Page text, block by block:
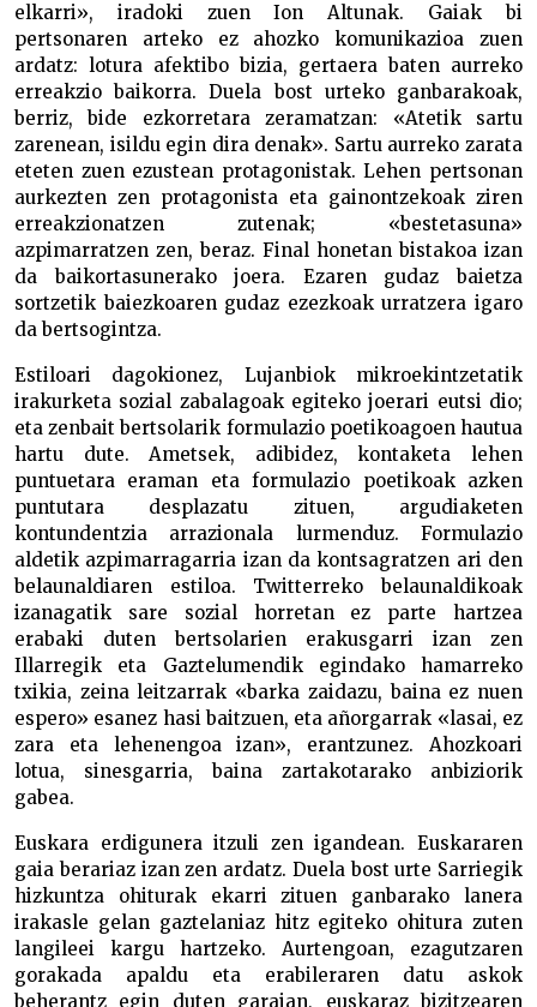
elkarri», iradoki zuen Ion Altunak. Gaiak bi
pertsonaren arteko ez ahozko komunikazioa zuen
ardatz: lotura afektibo bizia, gertaera baten aurreko
erreakzio baikorra. Duela bost urteko ganbarakoak,
berriz, bide ezkorretara zeramatzan: «Atetik sartu
zarenean, isildu egin dira denak». Sartu aurreko zarata
eteten zuen ezustean protagonistak. Lehen pertsonan
aurkezten zen protagonista eta gainontzekoak ziren
erreakzionatzen zutenak; «bestetasuna»
azpimarratzen zen, beraz. Final honetan bistakoa izan
da baikortasunerako joera. Ezaren gudaz baietza
sortzetik baiezkoaren gudaz ezezkoak urratzera igaro
da bertsogintza.
Estiloari dagokionez, Lujanbiok mikroekintzetatik
irakurketa sozial zabalagoak egiteko joerari eutsi dio;
eta zenbait bertsolarik formulazio poetikoagoen hautua
hartu dute. Ametsek, adibidez, kontaketa lehen
puntuetara eraman eta formulazio poetikoak azken
puntutara desplazatu zituen, argudiaketen
kontundentzia arrazionala lurmenduz. Formulazio
aldetik azpimarragarria izan da kontsagratzen ari den
belaunaldiaren estiloa. Twitterreko belaunaldikoak
izanagatik sare sozial horretan ez parte hartzea
erabaki duten bertsolarien erakusgarri izan zen
Illarregik eta Gaztelumendik egindako hamarreko
txikia, zeina leitzarrak «barka zaidazu, baina ez nuen
espero» esanez hasi baitzuen, eta añorgarrak «lasai, ez
zara eta lehenengoa izan», erantzunez. Ahozkoari
lotua, sinesgarria, baina zartakotarako anbiziorik
gabea.
Euskara erdigunera itzuli zen igandean. Euskararen
gaia berariaz izan zen ardatz. Duela bost urte Sarriegik
hizkuntza ohiturak ekarri zituen ganbarako lanera
irakasle gelan gaztelaniaz hitz egiteko ohitura zuten
langileei kargu hartzeko. Aurtengoan, ezagutzaren
gorakada apaldu eta erabileraren datu askok
beherantz egin duten garaian, euskaraz bizitzearen